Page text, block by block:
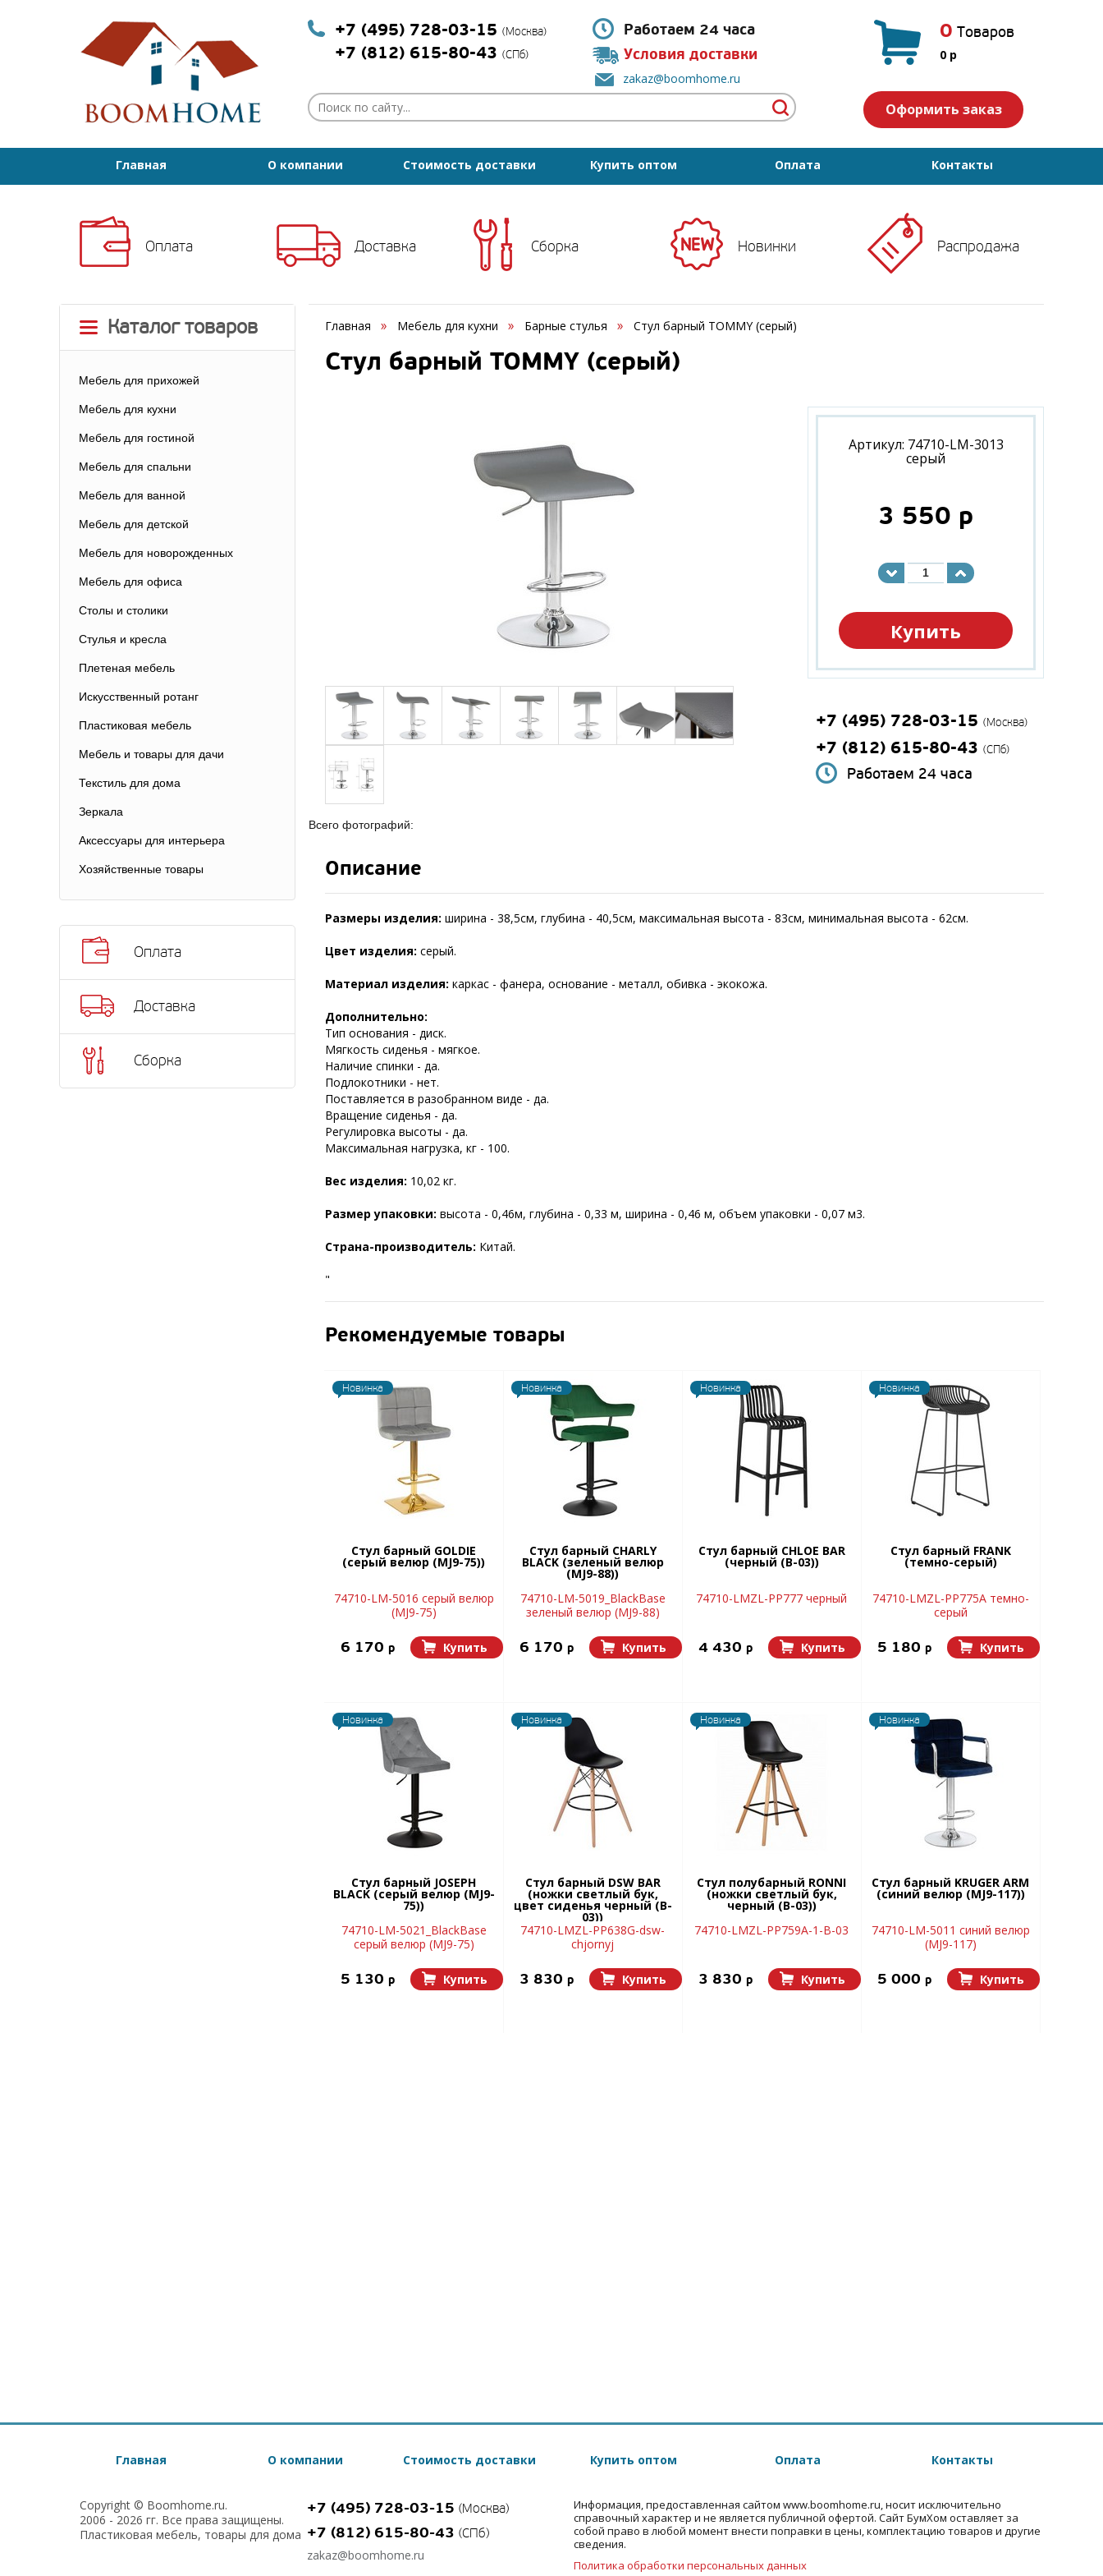
+7 (495) 728-03-15 (Москва)
+7 (812) 615-80-43 (СПб)
Работаем 24 часа
Условия доставки
zakaz@boomhome.ru
0 Товаров
0 p
Оформить заказ
Главная О компании Стоимость доставки Купить оптом Оплата Контакты
Оплата Доставка Сборка Новинки Распродажа
Каталог товаров
Мебель для прихожей
Мебель для кухни
Мебель для гостиной
Мебель для спальни
Мебель для ванной
Мебель для детской
Мебель для новорожденных
Мебель для офиса
Столы и столики
Стулья и кресла
Плетеная мебель
Искусственный ротанг
Пластиковая мебель
Мебель и товары для дачи
Текстиль для дома
Зеркала
Аксессуары для интерьера
Хозяйственные товары
Оплата
Доставка
Сборка
Главная Мебель для кухни Барные стулья Стул барный TOMMY (серый)
Стул барный TOMMY (серый)
Всего фотографий:
Артикул: 74710-LM-3013
серый
3 550 p
Купить
+7 (495) 728-03-15 (Москва)
+7 (812) 615-80-43 (СПб)
Работаем 24 часа
Описание
Размеры изделия: ширина - 38,5см, глубина - 40,5см, максимальная высота - 83см, минимальная высота - 62см.
Цвет изделия: серый.
Материал изделия: каркас - фанера, основание - металл, обивка - экокожа.
Дополнительно:
Тип основания - диск.
Мягкость сиденья - мягкое.
Наличие спинки - да.
Подлокотники - нет.
Поставляется в разобранном виде - да.
Вращение сиденья - да.
Регулировка высоты - да.
Максимальная нагрузка, кг - 100.
Вес изделия: 10,02 кг.
Размер упаковки: высота - 0,46м, глубина - 0,33 м, ширина - 0,46 м, объем упаковки - 0,07 м3.
Страна-производитель: Китай.
"
Рекомендуемые товары
Новинка
Стул барный GOLDIE
(серый велюр (MJ9-75))
74710-LM-5016 серый велюр
(MJ9-75)
6 170 p Купить
Новинка
Стул барный CHARLY
BLACK (зеленый велюр
(MJ9-88))
74710-LM-5019_BlackBase
зеленый велюр (MJ9-88)
6 170 p Купить
Новинка
Стул барный CHLOE BAR
(черный (B-03))
74710-LMZL-PP777 черный
4 430 p Купить
Новинка
Стул барный FRANK
(темно-серый)
74710-LMZL-PP775A темно-
серый
5 180 p Купить
Новинка
Стул барный JOSEPH
BLACK (серый велюр (MJ9-
75))
74710-LM-5021_BlackBase
серый велюр (MJ9-75)
5 130 p Купить
Новинка
Стул барный DSW BAR
(ножки светлый бук,
цвет сиденья черный (B-
03))
74710-LMZL-PP638G-dsw-
chjornyj
3 830 p Купить
Новинка
Стул полубарный RONNI
(ножки светлый бук,
черный (B-03))
74710-LMZL-PP759A-1-B-03
3 830 p Купить
Новинка
Стул барный KRUGER ARM
(синий велюр (MJ9-117))
74710-LM-5011 синий велюр
(MJ9-117)
5 000 p Купить
Главная О компании Стоимость доставки Купить оптом Оплата Контакты
Copyright © Boomhome.ru.
2006 - 2026 гг. Все права защищены.
Пластиковая мебель, товары для дома
+7 (495) 728-03-15 (Москва)
+7 (812) 615-80-43 (СПб)
zakaz@boomhome.ru
Информация, предоставленная сайтом www.boomhome.ru, носит исключительно
справочный характер и не является публичной офертой. Сайт БумХом оставляет за
собой право в любой момент внести поправки в цены, комплектацию товаров и другие
сведения.
Политика обработки персональных данных